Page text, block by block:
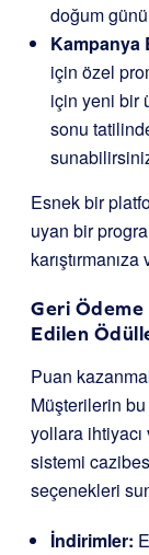
doğum
Kampanya
için özel
için yeni bir
sonu
Esnek bir
uyan bir
Geri
Edilen
Puan
Müşterilerin
yollara ihtiyacı
sistemi
seçenekleri
İndirimler: